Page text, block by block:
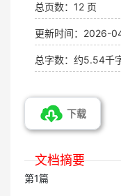
总页数：12 页
更新时间：2026-
总字数：约5.54千
下载
文档摘要
第1篇